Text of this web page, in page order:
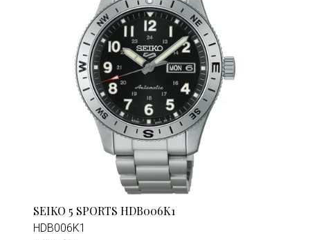
SEIKO 5 SPORTS HDB006K1
HDB006K1